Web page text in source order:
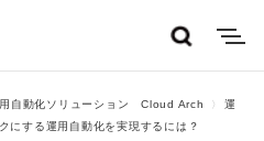
自動化ソリューション Cloud Arch
運
にする運用自動化を実現するには？